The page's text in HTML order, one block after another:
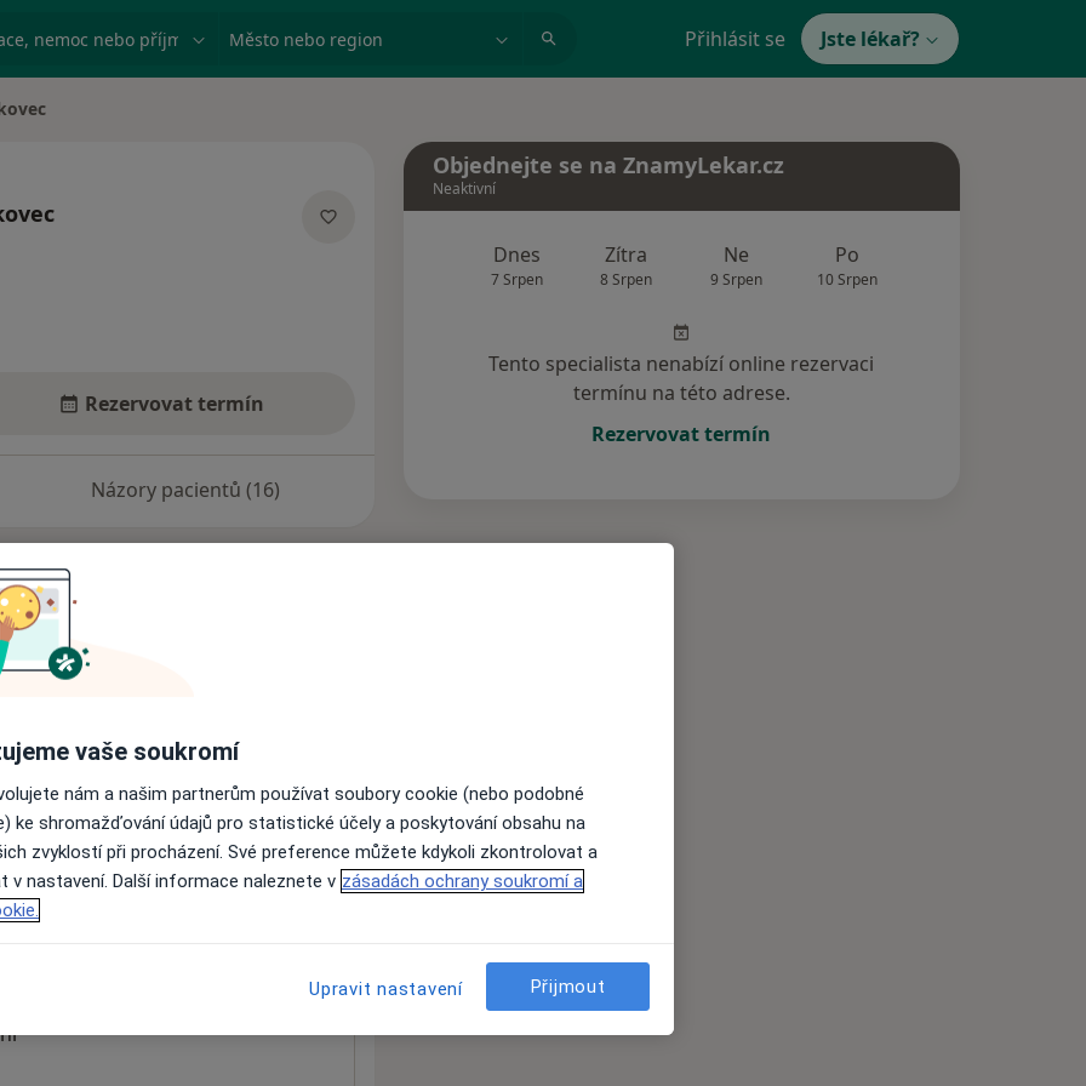
nemoc nebo příjmení Město nebo region Přihlásit se Jste lékař?
Rezervovat termín
Názory pacientů (16)
nejsou k dispozici
informace o svých službách.
Objednejte se na ZnamyLekar.cz
Neaktivní
Dnes
7 Srpen
Zítra
8 Srpen
Ne
9 Srpen
Po
10 Srpen
Tento specialista nenabízí online rezervaci
termínu na této adrese.
Rezervovat termín
vaše soukromí
nám a našim partnerům používat soubory cookie (nebo podobné
ke shromažďování údajů pro statistické účely a poskytování obsahu na
zvyklostí při procházení. Své preference můžete kdykoli zkontrolovat a
v nastavení. Další informace naleznete v zásadách ochrany soukromí a
Upravit nastavení Přijmout